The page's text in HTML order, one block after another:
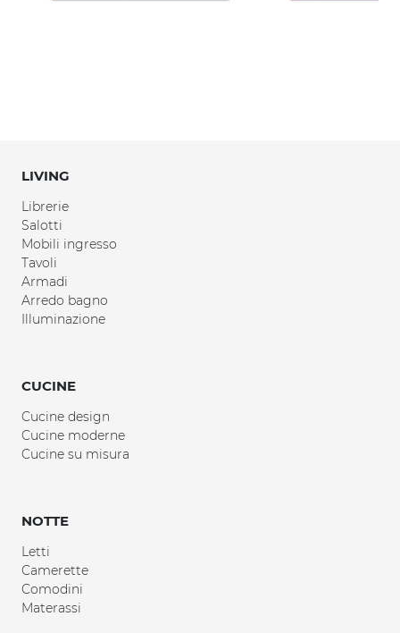
LIVING
Librerie
Salotti
Mobili ingresso
Tavoli
Armadi
Arredo bagno
Illuminazione
CUCINE
Cucine design
Cucine moderne
Cucine su misura
NOTTE
Letti
Camerette
Comodini
Materassi